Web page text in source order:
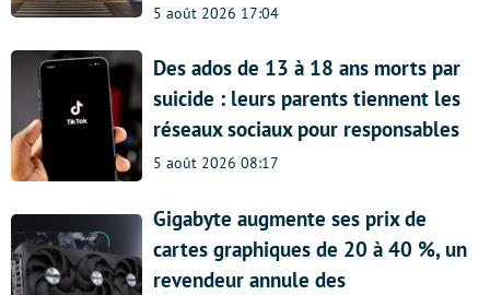
5 août 2026 17:04
Des ados de 13 à 18 ans morts par
suicide : leurs parents tiennent les
réseaux sociaux pour responsables
5 août 2026 08:17
Gigabyte augmente ses prix de
cartes graphiques de 20 à 40 %, un
revendeur annule des